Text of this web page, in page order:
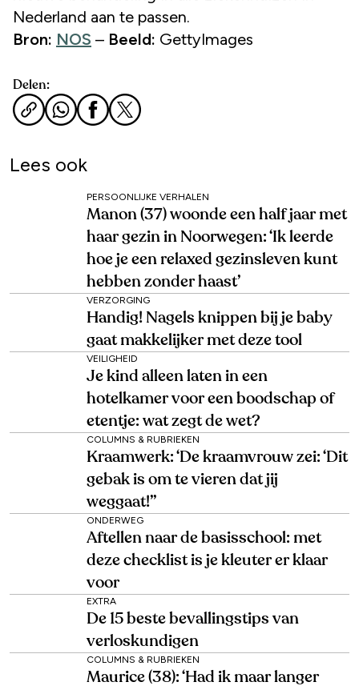
Nederland aan te passen.
Bron: NOS – Beeld: GettyImages
Delen:
Lees ook
PERSOONLIJKE VERHALEN
Manon (37) woonde een half jaar met
haar gezin in Noorwegen: ‘Ik leerde
hoe je een relaxed gezinsleven kunt
hebben zonder haast’
VERZORGING
Handig! Nagels knippen bij je baby
gaat makkelijker met deze tool
VEILIGHEID
Je kind alleen laten in een
hotelkamer voor een boodschap of
etentje: wat zegt de wet?
COLUMNS & RUBRIEKEN
Kraamwerk: ‘De kraamvrouw zei: ‘Dit
gebak is om te vieren dat jij
weggaat!’’
ONDERWEG
Aftellen naar de basisschool: met
deze checklist is je kleuter er klaar
voor
EXTRA
De 15 beste bevallingstips van
verloskundigen
COLUMNS & RUBRIEKEN
Maurice (38): ‘Had ik maar langer